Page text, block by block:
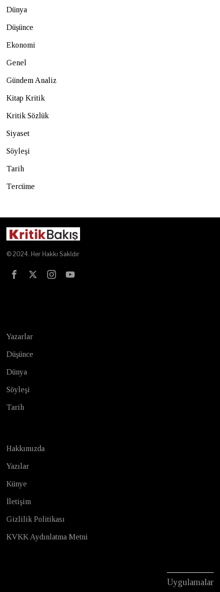
Dünya
Düşünce
Ekonomi
Genel
Gündem Analiz
Kitap Kritik
Kritik Sözlük
Siyaset
Söyleşi
Tarih
Tercüme
© 2024. Her Hakkı Sakldır
Yazarlar
Düşünce
Dünya
Söyleşi
Tarih
Hakkımızda
Yazılar
Künye
İletişim
Gizlilik Politikası
KVKK Aydınlatma Metni
Uygulamalar